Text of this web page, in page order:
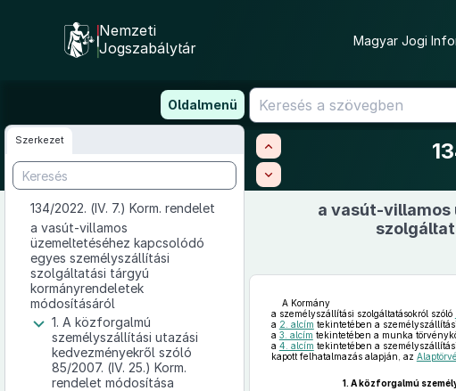
tartalomra
Nemzeti
Jogszabálytár
Magyar Jogi
Oldalmenü
Szerkezet
134/2022. (IV. 7.) Korm. rendelet
a vasút-villamos
üzemeltetéséhez kapcsolódó
egyes személyszállítási
szolgáltatási tárgyú
kormányrendeletek
módosításáról
1. A közforgalmú
személyszállítási utazási
kedvezményekről szóló
85/2007. (IV. 25.) Korm.
rendelet módosítása
a vasút-villamos
A Kormány
a személyszállítási szolgáltatásokról szóló
a 2. alcím tekintetében a
a 3. alcím tekintetében a munka
a 4. alcím tekintetében a
kapott felhatalmazás alapján, az
1. A közforgalmú